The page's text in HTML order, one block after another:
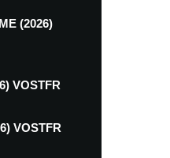
(2026)
VOSTFR
VOSTFR